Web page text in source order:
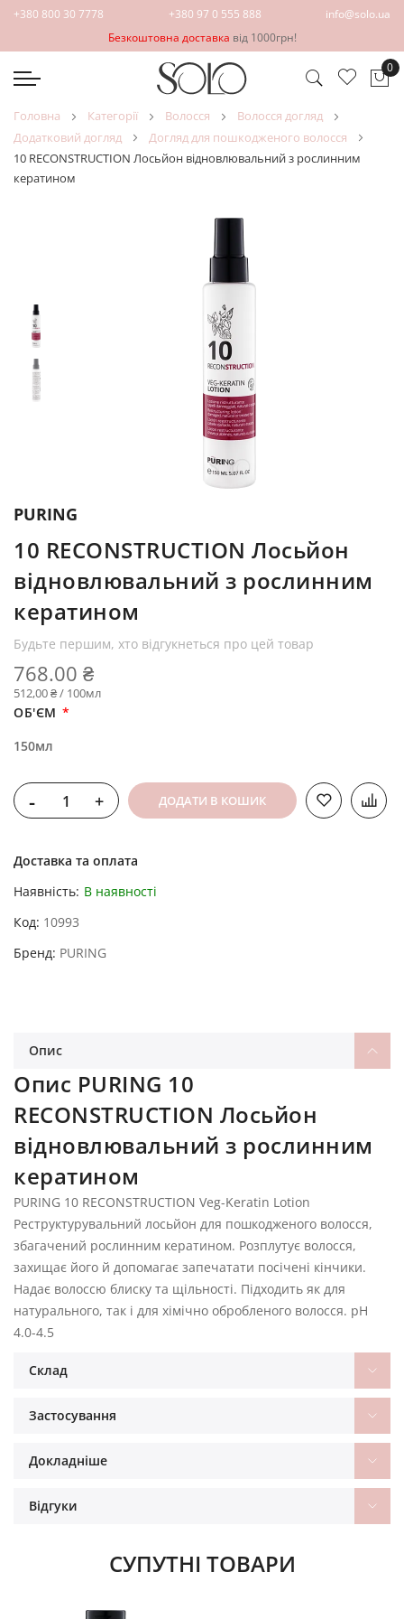
+380 800 30 7778 +380 97 0 555 888
info@solo.ua
Безкоштовна доставка від 1000грн!
0
головна категорії волосся
волосся догляд
додатковий догляд
догляд для пошкодженого волосся
10 RECONSTRUCTION Лосьйон відновлювальний з рослинним
кератином
PURING
10 RECONSTRUCTION Лосьйон
відновлювальний з рослинним
кератином
Будьте першим, хто відгукнеться про цей товар
768.00 ₴
512,00 ₴ / 100мл
ОБ'ЄМ
150мл
- + ДОДАТИ В КОШИК
Доставка та оплата
Наявність: В наявності
Код 10993
Бренд PURING
Опис
Опис PURING 10
RECONSTRUCTION Лосьйон
відновлювальний з рослинним
кератином
PURING 10 RECONSTRUCTION Veg-Keratin Lotion
Реструктурувальний лосьйон для пошкодженого волосся,
збагачений рослинним кератином. Розплутує волосся,
захищає його й допомагає запечатати посічені кінчики.
Надає волоссю блиску та щільності. Підходить як для
натурального, так і для хімічно обробленого волосся. pH
4.0-4.5
Склад
Застосування
Докладніше
Відгуки
СУПУТНІ ТОВАРИ